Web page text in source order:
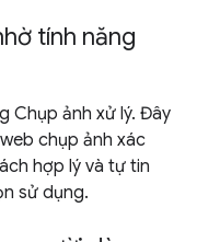
tính năng
Chụp ảnh xử lý. Đây
chụp ảnh xác
hợp lý và tự tin
sử dụng.